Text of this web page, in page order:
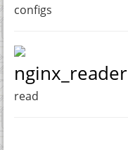
configs
nginx_reader
read